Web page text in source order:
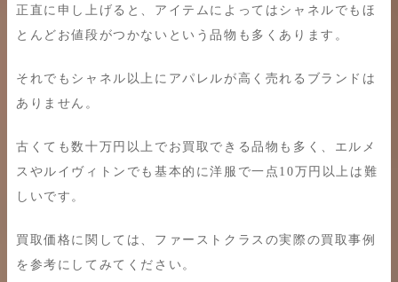
正直に申し上げると、アイテムによってはシャネルでもほ
とんどお値段がつかないという品物も多くあります。
それでもシャネル以上にアパレルが高く売れるブランドは
ありません。
古くても数十万円以上でお買取できる品物も多く、エルメ
スやルイヴィトンでも基本的に洋服で一点10万円以上は難
しいです。
買取価格に関しては、ファーストクラスの実際の買取事例
を参考にしてみてください。